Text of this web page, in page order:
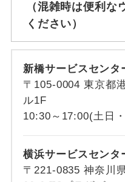
（混雑時は便利な
ください）
新橋サービスセンタ
〒105-0004 東京都
ル1F
10:30～17:00(土日
横浜サービスセンタ
〒221-0835 神奈川